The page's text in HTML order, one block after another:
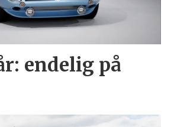
endelig på